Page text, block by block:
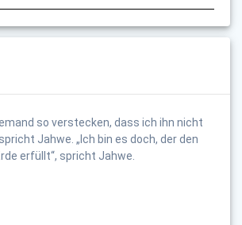
so verstecken, dass ich ihn nicht
Jahwe. „Ich bin es doch, der den
erfüllt“, spricht Jahwe.